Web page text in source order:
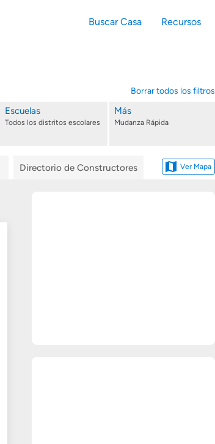
Buscar Casa Recursos
Borrar todos los filtros
Escuelas
Todos los distritos escolares
Más
Mudanza Rápida
Ver Mapa
Directorio de Constructores